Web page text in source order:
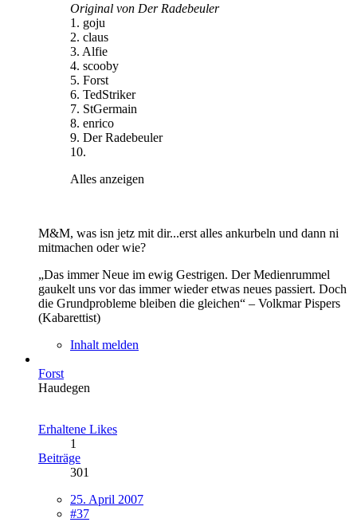
Original von Der Radebeuler
1. goju
2. claus
3. Alfie
4. scooby
5. Forst
6. TedStriker
7. StGermain
8. enrico
9. Der Radebeuler
10.
Alles anzeigen
M&M, was isn jetz mit dir...erst alles ankurbeln und dann ni
mitmachen oder wie?
„Das immer Neue im ewig Gestrigen. Der Medienrummel
gaukelt uns vor das immer wieder etwas neues passiert. Doch
die Grundprobleme bleiben die gleichen“ – Volkmar Pispers
(Kabarettist)
Inhalt melden
Forst
Haudegen
Erhaltene Likes
1
Beiträge
301
25. April 2007
#37